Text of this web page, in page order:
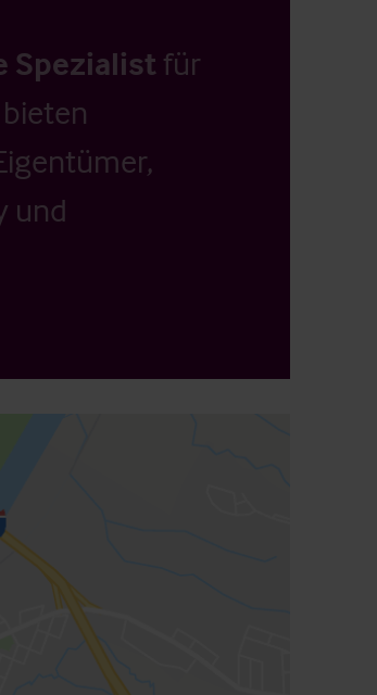
Spezialistfür
und